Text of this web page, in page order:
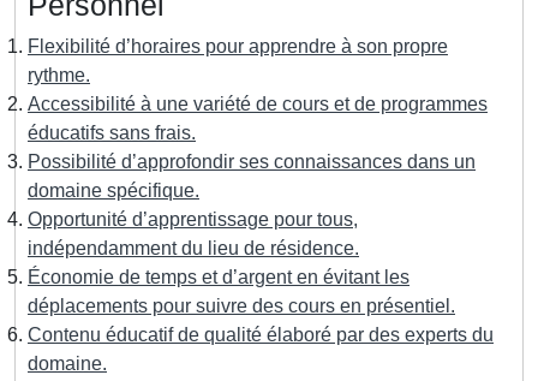
Flexibilité d’horaires pour apprendre à son propre
rythme.
Accessibilité à une variété de cours et de programmes
éducatifs sans frais.
Possibilité d’approfondir ses connaissances dans un
domaine spécifique.
Opportunité d’apprentissage pour tous,
indépendamment du lieu de résidence.
Économie de temps et d’argent en évitant les
déplacements pour suivre des cours en présentiel.
Contenu éducatif de qualité élaboré par des experts du
domaine.